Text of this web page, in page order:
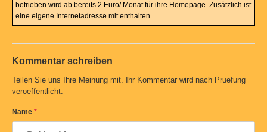
betrieben wird ab bereits 2 Euro/ Monat für ihre Homepage. Zusätzlich ist
eine eigene Internetadresse mit enthalten.
Kommentar schreiben
Teilen Sie uns Ihre Meinung mit. Ihr Kommentar wird nach Pruefung
veroeffentlicht.
Name *